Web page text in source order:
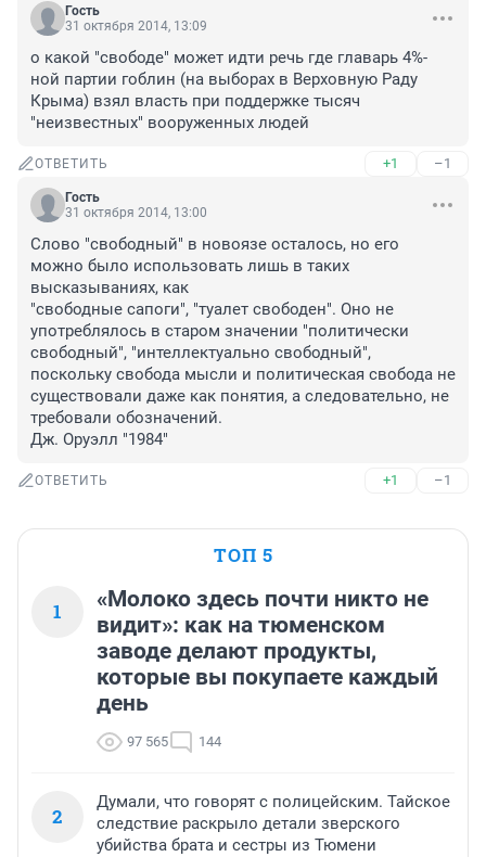
Гость
31 октября 2014, 13:09
о какой "свободе" может идти речь где главарь 4%-
ной партии гоблин (на выборах в Верховную Раду
Крыма) взял власть при поддержке тысяч
"неизвестных" вооруженных людей
ОТВЕТИТЬ +1 –1
Гость
31 октября 2014, 13:00
Слово "свободный" в новоязе осталось, но его
можно было использовать лишь в таких
высказываниях, как
"свободные сапоги", "туалет свободен". Оно не
употреблялось в старом значении "политически
свободный", "интеллектуально свободный",
поскольку свобода мысли и политическая свобода не
существовали даже как понятия, а следовательно, не
требовали обозначений.
Дж. Оруэлл "1984"
ОТВЕТИТЬ +1 –1
ТОП 5
1
«Молоко здесь почти никто не
видит»: как на тюменском
заводе делают продукты,
которые вы покупаете каждый
день
97 565 144
2
Думали, что говорят с полицейским. Тайское
следствие раскрыло детали зверского
убийства брата и сестры из Тюмени